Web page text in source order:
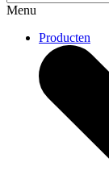
Menu
Producten